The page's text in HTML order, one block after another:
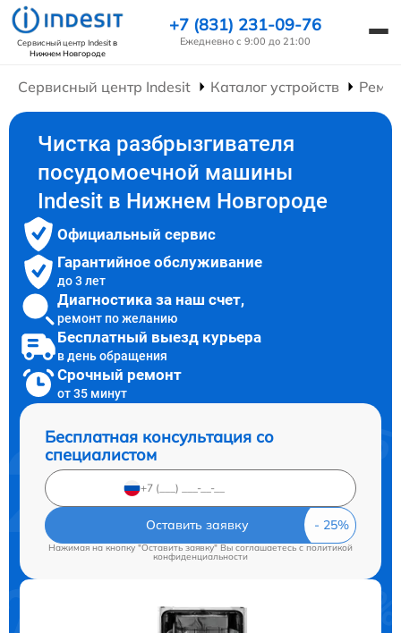
Сервисный центр Indesitв
Нижнем Новгороде
+7 (831) 231-09-76
Ежедневно с 9:00 до 21:00
Сервисный центр Indesit Каталог устройств
Чистка разбрызгивателя
посудомоечной машины
Indesit в Нижнем Новгороде
Официальный сервис
Гарантийное обслуживание
до 3 лет
Диагностика за наш счет,
ремонт по желанию
Бесплатный выезд курьера
в день обращения
Срочный ремонт
от 35 минут
Бесплатная консультация со
специалистом
Оставить заявку
Нажимая на кнопку "Оставить заявку" Вы соглашаетесь cполитикой
конфиденциальности